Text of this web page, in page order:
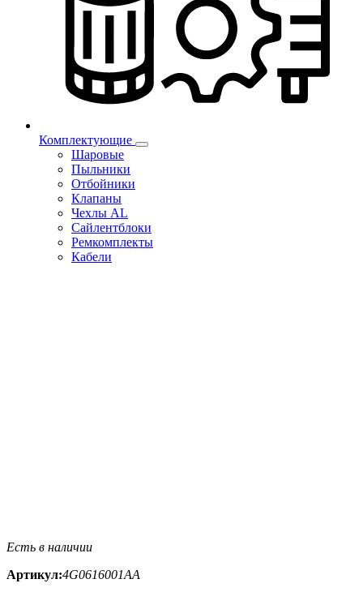
Комплектующие
Шаровые
Пыльники
Отбойники
Клапаны
Чехлы AL
Сайлентблоки
Ремкомплекты
Кабели
Есть в наличии
Артикул:4G0616001AA